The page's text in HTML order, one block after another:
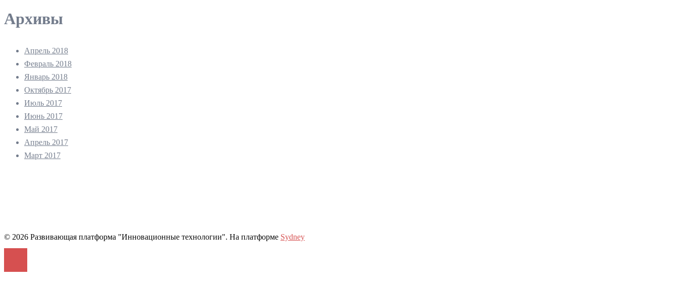
Архивы
Апрель 2018
Февраль 2018
Январь 2018
Октябрь 2017
Июль 2017
Июнь 2017
Май 2017
Апрель 2017
Март 2017
© 2026 Развивающая платформа "Инновационные технологии". На платформе Sydney
Войти